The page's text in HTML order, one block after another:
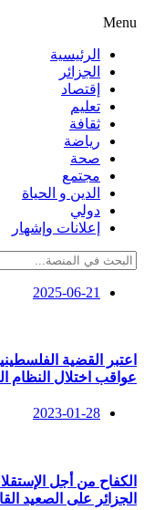
Menu
الرئيسية
الجزائر
إقتصاد
تعليم
ثقافة
رياضة
صحة
مجتمع
الدين و الحياة
دولي
إعلانات وإشهار
2025-06-21
اعتبر القضية
عواقب اختلال النظام
2023-01-28
الكفاح من أجل
الجزائر على الصعيد